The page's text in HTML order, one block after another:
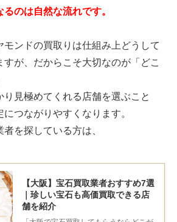
のは自然な流れです。
モンドの買取りは仕組み上どうして
すが、だからこそ大切なのが「どこ
見極めてくれる店舗を選ぶこと
つながりやすくなります。
を探している方は、
【大阪】宝石買取業者おすすめ7選
｜珍しい宝石も高価買取できる店
舗を紹介